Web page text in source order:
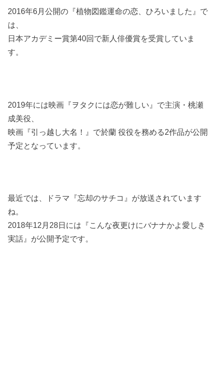
2016年6月公開の『植物図鑑運命の恋、ひろいました』で
は、
日本アカデミー賞第40回で新人俳優賞を受賞していま
す。
2019年には映画『ヲタクには恋が難しい』で主演・桃瀬
成美役、
映画『引っ越し大名！』で於蘭 役役を務める2作品が公開
予定となっています。
最近では、ドラマ『忘却のサチコ』が放送されています
ね。
2018年12月28日には『こんな夜更けにバナナかよ愛しき
実話』が公開予定です。